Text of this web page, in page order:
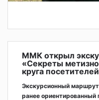
ММК открыл
«Секреты
круга посетителей
Экскурсионный
ранее